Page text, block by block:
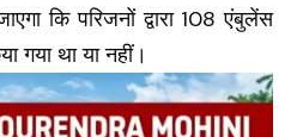
कि परिजनों द्वारा 108 एंबुलेंस
गया था या नहीं।